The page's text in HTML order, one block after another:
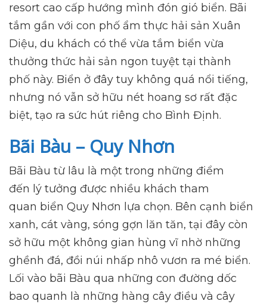
resort cao cấp hướng mình đón gió biển. Bãi
tắm gần với con phố ẩm thực hải sản Xuân
Diệu, du khách có thể vừa tắm biển vừa
thưởng thức hải sản ngon tuyệt tại thành
phố này. Biển ở đây tuy không quá nổi tiếng,
nhưng nó vẫn sở hữu nét hoang sơ rất đặc
biệt, tạo ra sức hút riêng cho Bình Định.
Bãi Bàu – Quy Nhơn
Bãi Bàu từ lâu là một trong những điểm
đến lý tưởng được nhiều khách tham
quan biển Quy Nhơn lựa chọn. Bên cạnh biển
xanh, cát vàng, sóng gợn lăn tăn, tại đây còn
sở hữu một không gian hùng vĩ nhờ những
ghềnh đá, đồi núi nhấp nhô vươn ra mé biển.
Lối vào bãi Bàu qua những con đường dốc
bao quanh là những hàng cây điều và cây